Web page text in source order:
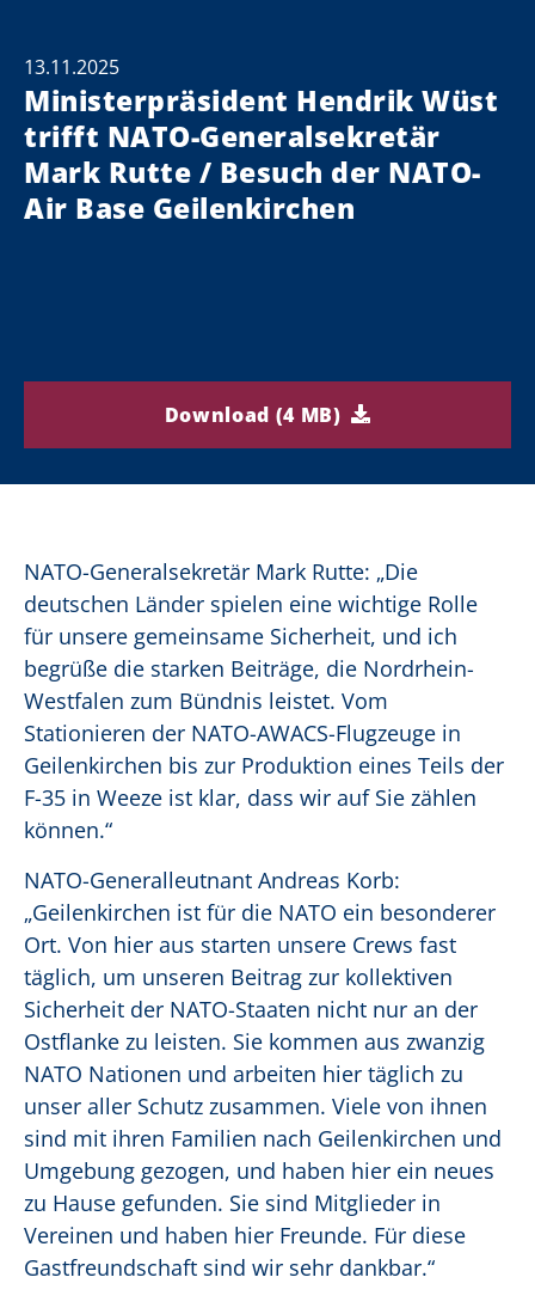
13.11.2025
Ministerpräsident Hendrik Wüst
trifft NATO-Generalsekretär
Mark Rutte / Besuch der NATO-
Air Base Geilenkirchen
Download (4 MB)
NATO-Generalsekretär Mark Rutte: „Die
deutschen Länder spielen eine wichtige Rolle
für unsere gemeinsame Sicherheit, und ich
begrüße die starken Beiträge, die Nordrhein-
Westfalen zum Bündnis leistet. Vom
Stationieren der NATO-AWACS-Flugzeuge in
Geilenkirchen bis zur Produktion eines Teils der
F-35 in Weeze ist klar, dass wir auf Sie zählen
können.“
NATO-Generalleutnant Andreas Korb:
„Geilenkirchen ist für die NATO ein besonderer
Ort. Von hier aus starten unsere Crews fast
täglich, um unseren Beitrag zur kollektiven
Sicherheit der NATO-Staaten nicht nur an der
Ostflanke zu leisten. Sie kommen aus zwanzig
NATO Nationen und arbeiten hier täglich zu
unser aller Schutz zusammen. Viele von ihnen
sind mit ihren Familien nach Geilenkirchen und
Umgebung gezogen, und haben hier ein neues
zu Hause gefunden. Sie sind Mitglieder in
Vereinen und haben hier Freunde. Für diese
Gastfreundschaft sind wir sehr dankbar.“